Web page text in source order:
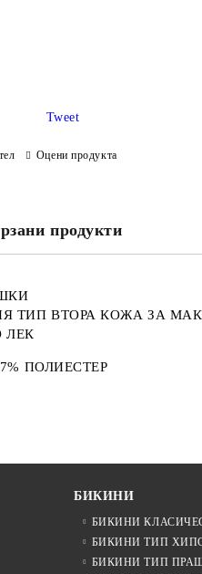
Tweet
Оцени продукта
продукти
ТИП ВТОРА КОЖА ЗА
ЛЕК
ПОЛИЕСТЕР
БИКИНИ
БИКИНИ
БИКИНИ ТИП
БИКИНИ ТИП